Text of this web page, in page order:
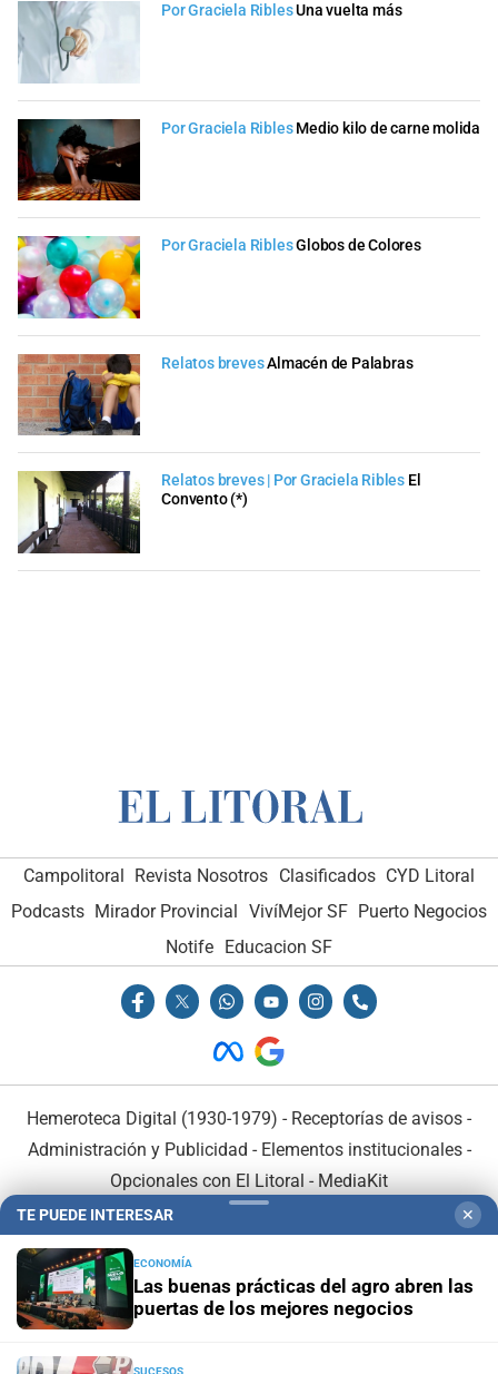
Por Graciela RiblesUna vuelta más
Por Graciela Ribles Medio kilo de carne molida
Por Graciela RiblesGlobos de Colores
Relatos brevesAlmacén de Palabras
Relatos breves | Por Graciela Ribles El
Convento (*)
Campolitoral Revista Nosotros Clasificados CYD Litoral
Podcasts Mirador Provincial VivíMejor SF Puerto Negocios
Notife
Educacion SF
Hemeroteca Digital (1930-1979) - Receptorías de avisos -
Administración y Publicidad - Elementos institucionales-
Opcionales con El Litoral - MediaKit
TE PUEDE INTERESAR ✕
ECONOMÍA
Las buenas prácticas del agro abren las
puertas de los mejores negocios
SUCESOS